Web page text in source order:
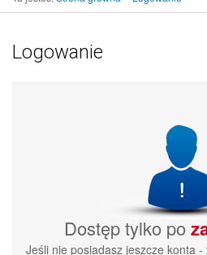
Logowanie
Dostęp tylko po
Jeśli nie posiadasz jeszcze konta -